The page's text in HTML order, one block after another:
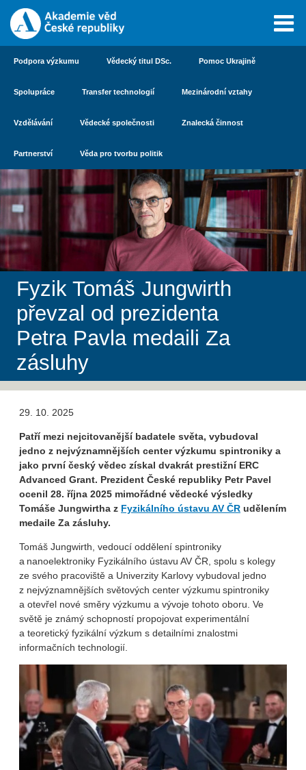
Podpora výzkumu Vědecký titul DSc. Pomoc Ukrajině
Spolupráce Transfer technologií Mezinárodní vztahy
Vzdělávání Vědecké společnosti Znalecká činnost
Partnerství Věda pro tvorbu politik
Fyzik Tomáš Jungwirth
převzal od prezidenta
Petra Pavla medaili Za
zásluhy
29. 10. 2025
Patří mezi nejcitovanější badatele světa, vybudoval
jedno z nejvýznamnějších center výzkumu spintroniky a
jako první český vědec získal dvakrát prestižní ERC
Advanced Grant. Prezident České republiky Petr Pavel
ocenil 28. října 2025 mimořádné vědecké výsledky
Tomáše Jungwirtha z Fyzikálního ústavu AV ČR udělením
medaile Za zásluhy.
Tomáš Jungwirth, vedoucí oddělení spintroniky
a nanoelektroniky Fyzikálního ústavu AV ČR, spolu s kolegy
ze svého pracoviště a Univerzity Karlovy vybudoval jedno
z nejvýznamnějších světových center výzkumu spintroniky
a otevřel nové směry výzkumu a vývoje tohoto oboru. Ve
světě je známý schopností propojovat experimentální
a teoretický fyzikální výzkum s detailními znalostmi
informačních technologií.